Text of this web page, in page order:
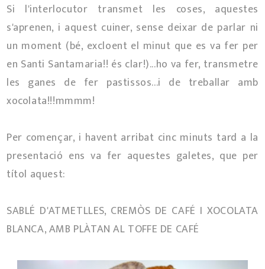
Si l'interlocutor transmet les coses, aquestes
s'aprenen, i aquest cuiner, sense deixar de parlar ni
un moment (bé, excloent el minut que es va fer per
en Santi Santamaria!! és clar!)...ho va fer, transmetre
les ganes de fer pastissos...i de treballar amb
xocolata!!!mmmm!
Per començar, i havent arribat cinc minuts tard a la
presentació ens va fer aquestes galetes, que per
títol aquest:
SABLÉ D'ATMETLLES, CREMÒS DE CAFÉ I XOCOLATA
BLANCA, AMB PLÀTAN AL TOFFE DE CAFÉ